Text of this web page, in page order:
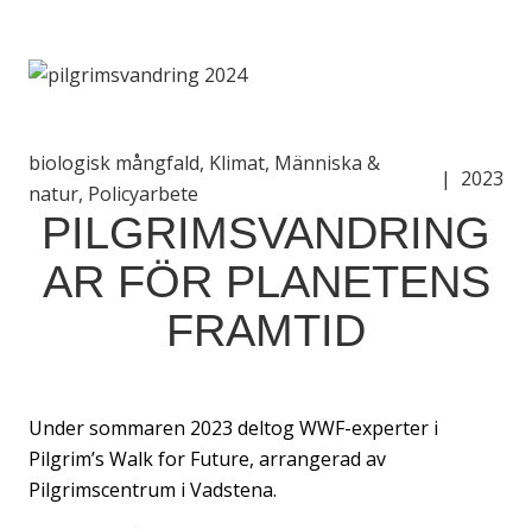
biologisk mångfald, Klimat, Människa &
natur, Policyarbete
| 2023
PILGRIMSVANDRING
AR FÖR PLANETENS
FRAMTID
Under sommaren 2023 deltog WWF-experter i
Pilgrim’s Walk for Future, arrangerad av
Pilgrimscentrum i Vadstena.